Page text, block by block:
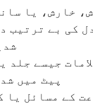
خارش، یا
دل کی بے ترتیب
جیسے جلد
پیٹ میں
کے مسائل یا